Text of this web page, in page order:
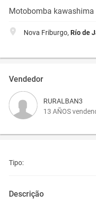
Motobomba
Nova Friburgo, Río de
Vendedor
RURALBAN3
13 AÑOS
Tipo:
Descrição